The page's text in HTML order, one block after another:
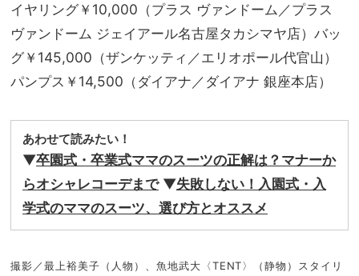
イヤリング￥10,000（プラス ヴァンドーム／プラス
ヴァンドーム ジェイアール名古屋タカシマヤ店）バッ
グ￥145,000（ザンケッティ／エリオポール代官山）
パンプス￥14,500（ダイアナ／ダイアナ 銀座本店）
あわせて読みたい！
▼卒園式・卒業式ママのスーツの正解は？マナーか
らオシャレコーデまで▼失敗しない！入園式・入
学式のママのスーツ、選び方とオススメ
撮影／最上裕美子（人物）、魚地武大〈TENT〉（静物）スタイリ